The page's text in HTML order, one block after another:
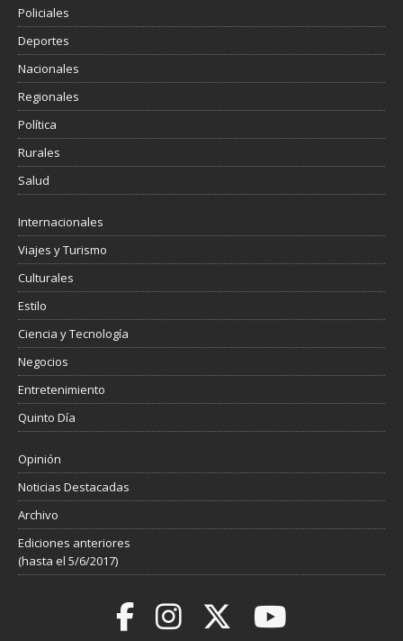
Policiales
Deportes
Nacionales
Regionales
Política
Rurales
Salud
Internacionales
Viajes y Turismo
Culturales
Estilo
Ciencia y Tecnología
Negocios
Entretenimiento
Quinto Día
Opinión
Noticias Destacadas
Archivo
Ediciones anteriores
(hasta el 5/6/2017)